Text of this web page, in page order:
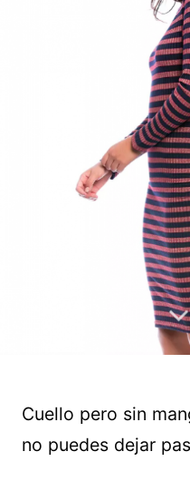
Cuello pero sin
no puedes dejar